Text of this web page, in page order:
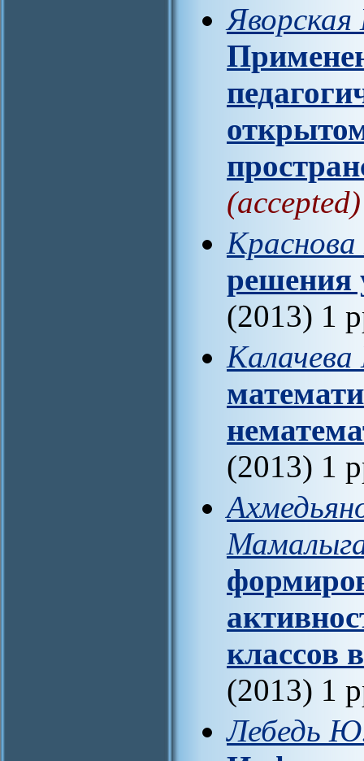
(accepted)
Краснова
решения
(2013) 1
(2013) 1
классов
(2013) 1
Лебедь